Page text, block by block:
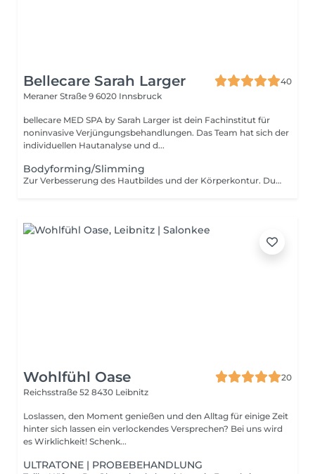
Bellecare Sarah Larger
40
Meraner Straße 9 6020 Innsbruck
bellecare MED SPA by Sarah Larger ist dein Fachinstitut für
noninvasive Verjüngungsbehandlungen. Das Team hat sich der
individuellen Hautanalyse und d...
Bodyforming/Slimming
Zur Verbesserung des Hautbildes und der Körperkontur. Durch Ultraschallwellen werden Fettzellen gezielt behandelt, wodurch der Stoffwechsel im Gewebe angeregt werden kann. Gleichzeitig wird die Hautstruktur unterstützt und das Hautbild kann glatter und straffer wirken. Die Behandlung eignet sich besonders zur Reduktion von lokalen Fettdepots und zur Verbesserung der Körperkontur.
Wohlfühl Oase
20
Reichsstraße 52 8430 Leibnitz
Loslassen, den Moment genießen und den Alltag für einige Zeit
hinter sich lassen ein verlockendes Versprechen? Bei uns wird
es Wirklichkeit! Schenk...
ULTRATONE | PROBEBEHANDLUNG